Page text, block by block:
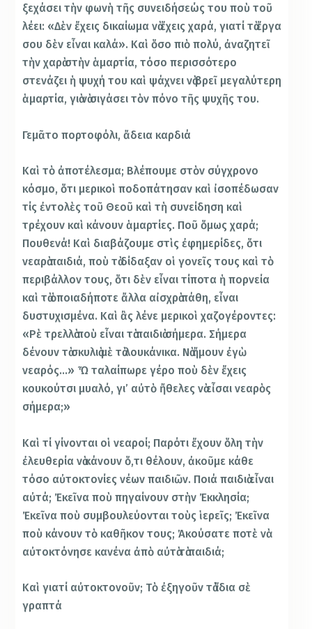
ξεχάσει τὴν φωνὴ τῆς συνειδήσεώς του ποὺ τοῦ
λέει: «Δὲν ἔχεις δικαίωμα νὰ ἔχεις χαρά, γιατί τὰ ἔργα
σου δὲν εἶναι καλά». Καὶ ὅσο πιὸ πολύ, ἀναζητεῖ
τὴν χαρὰ στὴν ἁμαρτία, τόσο περισσότερο
στενάζει ἡ ψυχή του καὶ ψάχνει νὰ βρεῖ μεγαλύτερη
ἁμαρτία, γιὰ νὰ σιγάσει τὸν πόνο τῆς ψυχῆς του.
Γεμᾶτο πορτοφόλι, ἄδεια καρδιά
Καὶ τὸ ἀποτέλεσμα; Βλέπουμε στὸν σύγχρονο
κόσμο, ὅτι μερικοὶ ποδοπάτησαν καὶ ἰσοπέδωσαν
τίς ἐντολὲς τοῦ Θεοῦ καὶ τὴ συνείδηση καὶ
τρέχουν καὶ κάνουν ἁμαρτίες. Ποῦ ὅμως χαρά;
Πουθενά! Καὶ διαβάζουμε στὶς ἐφημερίδες, ὅτι
νεαρὰ παιδιά, ποὺ τὰ δίδαξαν οἱ γονεῖς τους καὶ τὸ
περιβάλλον τους, ὅτι δὲν εἶναι τίποτα ἡ πορνεία
καὶ τὰ ὁποιαδήποτε ἄλλα αἰσχρὰ πάθη, εἶναι
δυστυχισμένα. Καὶ ἂς λένε μερικοὶ χαζογέροντες:
«Ρὲ τρελλὰ ποὺ εἶναι τὰ παιδιὰ σήμερα. Σήμερα
δένουν τὰ σκυλιὰ μὲ τὰ λουκάνικα. Νὰ ἤμουν ἐγὼ
νεαρός…» Ὦ ταλαίπωρε γέρο ποὺ δὲν ἔχεις
κουκούτσι μυαλό, γι’ αὐτὸ ἤθελες νὰ εἶσαι νεαρὸς
σήμερα;»
Καὶ τί γίνονται οἱ νεαροί; Παρότι ἔχουν ὅλη τὴν
ἐλευθερία νὰ κάνουν ὅ,τι θέλουν, ἀκοῦμε κάθε
τόσο αὐτοκτονίες νέων παιδιῶν. Ποιά παιδιὰ εἶναι
αὐτά; Ἐκεῖνα ποὺ πηγαίνουν στὴν Ἐκκλησία;
Ἐκεῖνα ποὺ συμβουλεύονται τοὺς ἱερεῖς; Ἐκεῖνα
ποὺ κάνουν τὸ καθῆκον τους; Ἀκούσατε ποτὲ νὰ
αὐτοκτόνησε κανένα ἀπὸ αὐτὰ τὰ παιδιά;
Καὶ γιατί αὐτοκτονοῦν; Τὸ ἐξηγοῦν τὰ ἴδια σὲ
γραπτά